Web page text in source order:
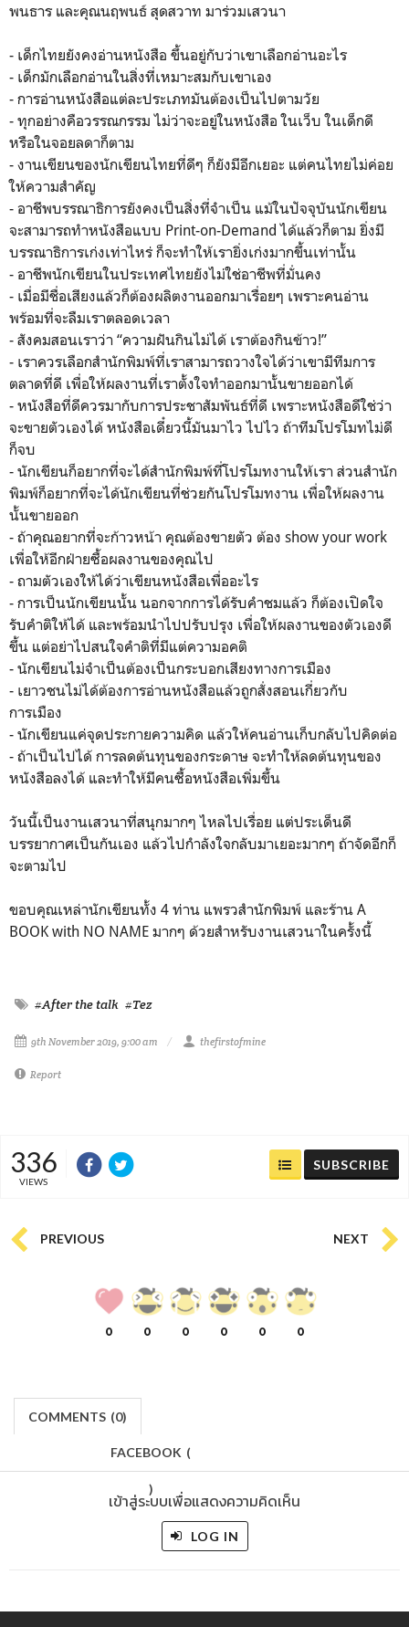
พนธาร และคุณนฤพนธ์ สุดสวาท มาร่วมเสวนา
- เด็กไทยยังคงอ่านหนังสือ ขึ้นอยู่กับว่าเขาเลือกอ่านอะไร
- เด็กมักเลือกอ่านในสิ่งที่เหมาะสมกับเขาเอง
- การอ่านหนังสือแต่ละประเภทมันต้องเป็นไปตามวัย
- ทุกอย่างคือวรรณกรรม ไม่ว่าจะอยู่ในหนังสือ ในเว็บ ในเด็กดี
หรือในจอยลดาก็ตาม
- งานเขียนของนักเขียนไทยที่ดีๆ ก็ยังมีอีกเยอะ แต่คนไทยไม่ค่อย
ให้ความสำคัญ
- อาชีพบรรณาธิการยังคงเป็นสิ่งที่จำเป็น แม้ในปัจจุบันนักเขียน
จะสามารถทำหนังสือแบบ Print-on-Demand ได้แล้วก็ตาม ยิ่งมี
บรรณาธิการเก่งเท่าไหร่ ก็จะทำให้เรายิ่งเก่งมากขึ้นเท่านั้น
- อาชีพนักเขียนในประเทศไทยยังไม่ใช่อาชีพที่มั่นคง
- เมื่อมีชื่อเสียงแล้วก็ต้องผลิตงานออกมาเรื่อยๆ เพราะคนอ่าน
พร้อมที่จะลืมเราตลอดเวลา
- สังคมสอนเราว่า “ความฝันกินไม่ได้ เราต้องกินข้าว!”
- เราควรเลือกสำนักพิมพ์ที่เราสามารถวางใจได้ว่าเขามีทีมการ
ตลาดที่ดี เพื่อให้ผลงานที่เราตั้งใจทำออกมานั้นขายออกได้
- หนังสือที่ดีควรมากับการประชาสัมพันธ์ที่ดี เพราะหนังสือดีใช่ว่า
จะขายตัวเองได้ หนังสือเดี๋ยวนี้มันมาไว ไปไว ถ้าทีมโปรโมทไม่ดี
ก็จบ
- นักเขียนก็อยากที่จะได้สำนักพิมพ์ที่โปรโมทงานให้เรา ส่วนสำนัก
พิมพ์ก็อยากที่จะได้นักเขียนที่ช่วยกันโปรโมทงาน เพื่อให้ผลงาน
นั้นขายออก
- ถ้าคุณอยากที่จะก้าวหน้า คุณต้องขายตัว ต้อง show your work
เพื่อให้อีกฝ่ายซื้อผลงานของคุณไป
- ถามตัวเองให้ได้ว่าเขียนหนังสือเพื่ออะไร
- การเป็นนักเขียนนั้น นอกจากการได้รับคำชมแล้ว ก็ต้องเปิดใจ
รับคำติให้ได้ และพร้อมนำไปปรับปรุง เพื่อให้ผลงานของตัวเองดี
ขึ้น แต่อย่าไปสนใจคำติที่มีแต่ความอคติ
- นักเขียนไม่จำเป็นต้องเป็นกระบอกเสียงทางการเมือง
- เยาวชนไม่ได้ต้องการอ่านหนังสือแล้วถูกสั่งสอนเกี่ยวกับ
การเมือง
- นักเขียนแค่จุดประกายความคิด แล้วให้คนอ่านเก็บกลับไปคิดต่อ
- ถ้าเป็นไปได้ การลดต้นทุนของกระดาษ จะทำให้ลดต้นทุนของ
หนังสือลงได้ และทำให้มีคนซื้อหนังสือเพิ่มขึ้น
วันนี้เป็นงานเสวนาที่สนุกมากๆ ไหลไปเรื่อย แต่ประเด็นดี
บรรยากาศเป็นกันเอง แล้วไปกำลังใจกลับมาเยอะมากๆ ถ้าจัดอีกก็
จะตามไป
ขอบคุณเหล่านักเขียนทั้ง 4 ท่าน แพรวสำนักพิมพ์ และร้าน A
BOOK with NO NAME มากๆ ด้วยสำหรับงานเสวนาในครั้งนี้
#After the talk #Tez
9th November 2019, 9:00 am thefirstofmine
Report
336
VIEWS
SUBSCRIBE
PREVIOUS NEXT
0 0 0 0 0 0
COMMENTS (0)
FACEBOOK (
)
เข้าสู่ระบบเพื่อแสดงความคิดเห็น
LOG IN